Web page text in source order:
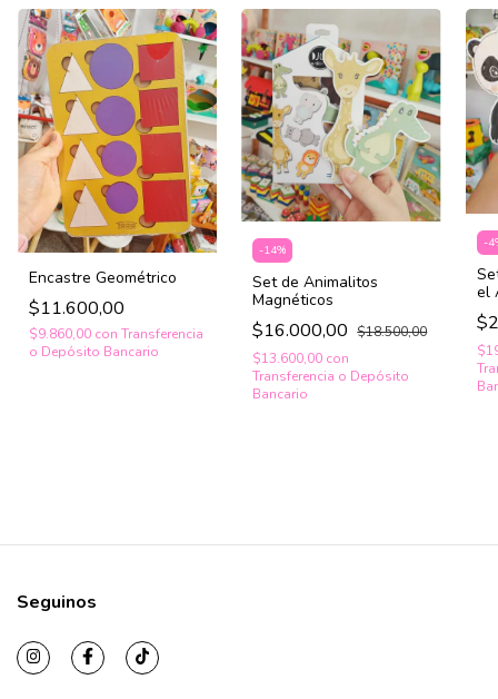
Encastre Geométrico
$11.600,00
$9.860,00 con Transferencia
o Depósito Bancario
-14%
Set de Animalitos
Magnéticos
$16.000,00 $18.500,00
$13.600,00 con
Transferencia o Depósito
Bancario
-4
el
Seguinos